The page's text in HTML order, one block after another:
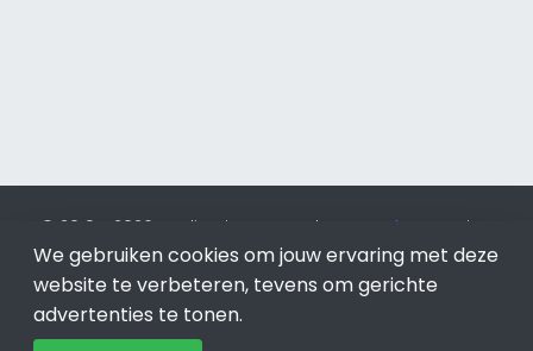
© 2019 - 2026 Realisatie en SEO door SEO-bureau
Lion
Internet. Betaal alleen voor bewezen resultaten?SEO
optimalisatie No Cure No Pay.Dordrechtis onderdeel van
Lion Internet.
We gebruiken cookies om jouw ervaring met deze
website te verbeteren, tevens om gerichte
advertenties te tonen.